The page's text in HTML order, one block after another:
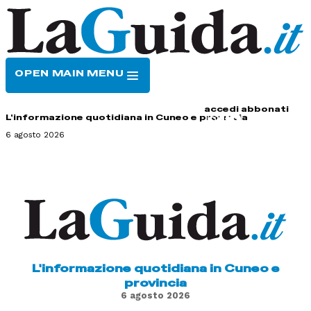
OPEN MAIN MENU
accedi abbonati
L'informazione quotidiana in Cuneo e provincia
6 agosto 2026
L'informazione quotidiana in Cuneo e
provincia
6 agosto 2026